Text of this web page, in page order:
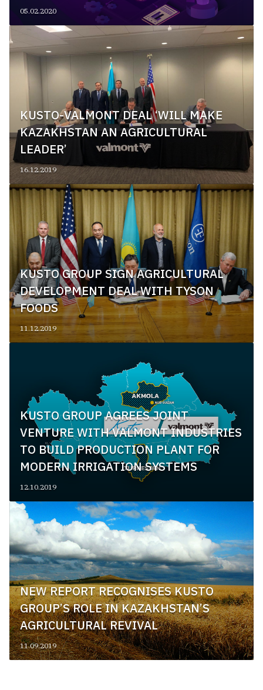
05.02.2020
KUSTO-VALMONT DEAL ‘WILL MAKE
KAZAKHSTAN AN AGRICULTURAL
LEADER’
16.12.2019
KUSTO GROUP SIGN AGRICULTURAL
DEVELOPMENT DEAL WITH TYSON
FOODS
11.12.2019
KUSTO GROUP AGREES JOINT
VENTURE WITH VALMONT INDUSTRIES
TO BUILD PRODUCTION PLANT FOR
MODERN IRRIGATION SYSTEMS
12.10.2019
NEW REPORT RECOGNISES KUSTO
GROUP’S ROLE IN KAZAKHSTAN’S
AGRICULTURAL REVIVAL
11.09.2019